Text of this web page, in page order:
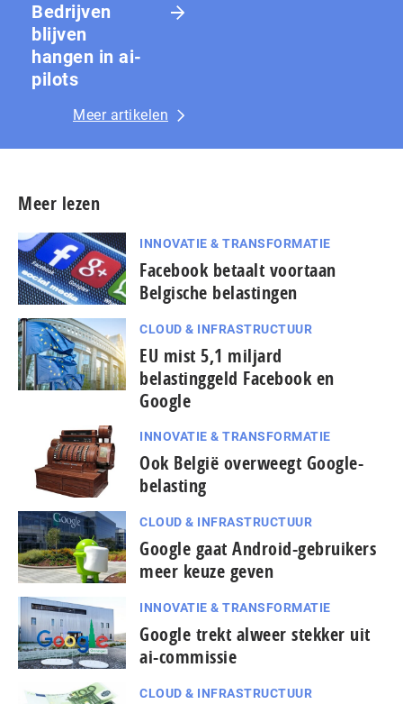
Bedrijven
blijven
hangen in ai-
pilots
Meer artikelen
Meer lezen
INNOVATIE & TRANSFORMATIE
Facebook betaalt voortaan
Belgische belastingen
CLOUD & INFRASTRUCTUUR
EU mist 5,1 miljard
belastinggeld Facebook en
Google
INNOVATIE & TRANSFORMATIE
Ook België overweegt Google-
belasting
CLOUD & INFRASTRUCTUUR
Google gaat Android-gebruikers
meer keuze geven
INNOVATIE & TRANSFORMATIE
Google trekt alweer stekker uit
ai-commissie
CLOUD & INFRASTRUCTUUR